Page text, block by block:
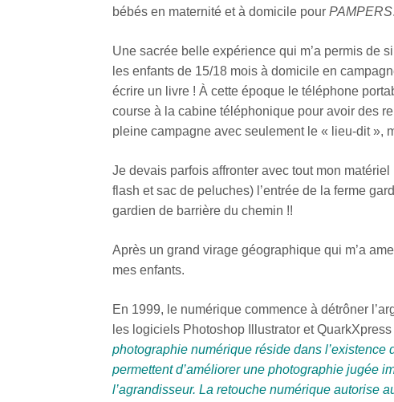
bébés en maternité et à domicile pour PAMPERS.
Une sacrée belle expérience qui m’a permis de
les enfants de 15/18 mois à domicile en
écrire un livre ! À cette époque le téléphone
course à la cabine téléphonique pour avoir des
pleine campagne avec seulement le « lieu-dit »,
Je devais parfois affronter avec tout mon
flash et sac de peluches) l’entrée de la ferme
gardien de barrière du chemin !!
Après un grand virage géographique qui m’a
mes enfants.
En 1999, le numérique commence à détrôner
les logiciels Photoshop Illustrator et
photographie numérique réside dans
permettent d’améliorer une photographie jugée
l’agrandisseur. La retouche numérique autorise